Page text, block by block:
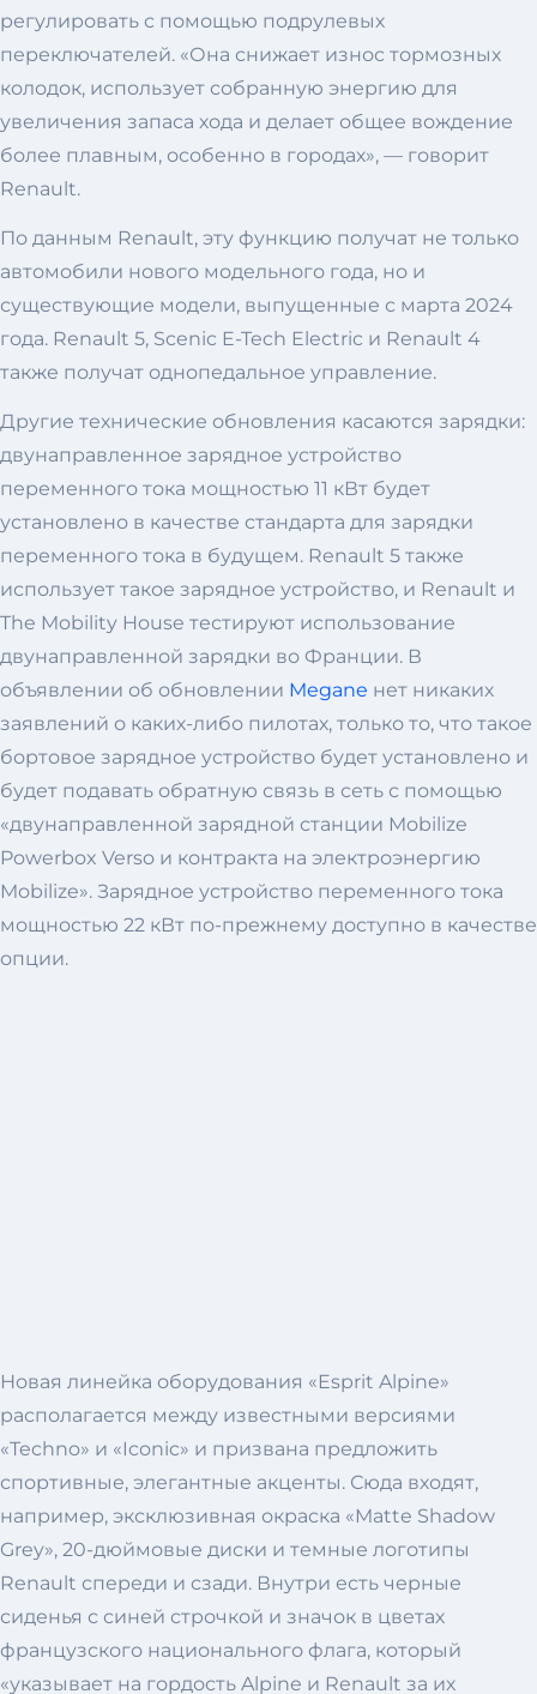
регулировать с помощью подрулевых
переключателей. «Она снижает износ тормозных
колодок, использует собранную энергию для
увеличения запаса хода и делает общее вождение
более плавным, особенно в городах», — говорит
Renault.
По данным Renault, эту функцию получат не только
автомобили нового модельного года, но и
существующие модели, выпущенные с марта 2024
года. Renault 5, Scenic E-Tech Electric и Renault 4
также получат однопедальное управление.
Другие технические обновления касаются зарядки:
двунаправленное зарядное устройство
переменного тока мощностью 11 кВт будет
установлено в качестве стандарта для зарядки
переменного тока в будущем. Renault 5 также
использует такое зарядное устройство, и Renault и
The Mobility House тестируют использование
двунаправленной зарядки во Франции. В
объявлении об обновлении Megane нет никаких
заявлений о каких-либо пилотах, только то, что такое
бортовое зарядное устройство будет установлено и
будет подавать обратную связь в сеть с помощью
«двунаправленной зарядной станции Mobilize
Powerbox Verso и контракта на электроэнергию
Mobilize». Зарядное устройство переменного тока
мощностью 22 кВт по-прежнему доступно в качестве
опции.
Новая линейка оборудования «Esprit Alpine»
располагается между известными версиями
«Techno» и «Iconic» и призвана предложить
спортивные, элегантные акценты. Сюда входят,
например, эксклюзивная окраска «Matte Shadow
Grey», 20-дюймовые диски и темные логотипы
Renault спереди и сзади. Внутри есть черные
сиденья с синей строчкой и значок в цветах
французского национального флага, который
«указывает на гордость Alpine и Renault за их